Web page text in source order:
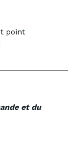
point
et du